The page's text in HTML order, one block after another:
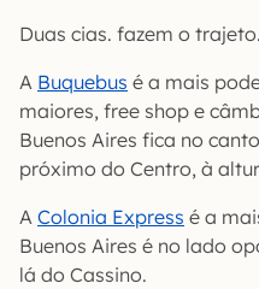
Duas cias. fazem o trajeto.
A Buquebus é a mais
maiores, free shop e
Buenos Aires fica no
próximo do Centro, à
A Colonia Express é a
Buenos Aires é no lado
lá do Cassino.